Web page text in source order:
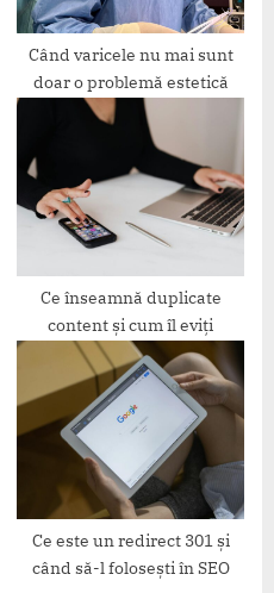
Când varicele nu mai sunt
doar o problemă estetică
Ce înseamnă duplicate
content și cum îl eviți
Ce este un redirect 301 și
când să-l folosești în SEO